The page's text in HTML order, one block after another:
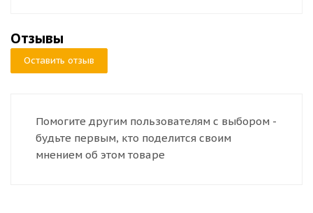
Отзывы
Оставить отзыв
Помогите другим пользователям с выбором -
будьте первым, кто поделится своим
мнением об этом товаре